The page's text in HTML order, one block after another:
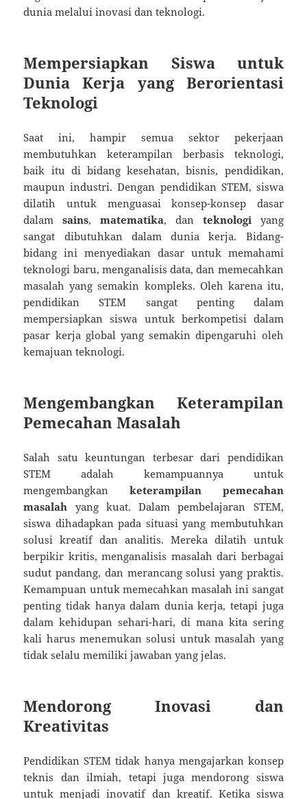
dunia melalui inovasi dan teknologi.
Mempersiapkan Siswa untuk
Dunia Kerja yang Berorientasi
Teknologi
Saat ini, hampir semua sektor pekerjaan
membutuhkan keterampilan berbasis teknologi,
baik itu di bidang kesehatan, bisnis, pendidikan,
maupun industri. Dengan pendidikan STEM, siswa
dilatih untuk menguasai konsep-konsep dasar
dalamsains,matematika, dan teknologiyang
sangat dibutuhkan dalam dunia kerja. Bidang-
bidang ini menyediakan dasar untuk memahami
teknologi baru, menganalisis data, dan memecahkan
masalah yang semakin kompleks. Oleh karena itu,
pendidikan STEM sangat penting dalam
mempersiapkan siswa untuk berkompetisi dalam
pasar kerja global yang semakin dipengaruhi oleh
kemajuan teknologi.
Mengembangkan Keterampilan
Pemecahan Masalah
Salah satu keuntungan terbesar dari pendidikan
STEM adalah kemampuannya untuk
mengembangkan keterampilan pemecahan
masalah yang kuat. Dalam pembelajaran STEM,
siswa dihadapkan pada situasi yang membutuhkan
solusi kreatif dan analitis. Mereka dilatih untuk
berpikir kritis, menganalisis masalah dari berbagai
sudut pandang, dan merancang solusi yang praktis.
Kemampuan untuk memecahkan masalah ini sangat
penting tidak hanya dalam dunia kerja, tetapi juga
dalam kehidupan sehari-hari, di mana kita sering
kali harus menemukan solusi untuk masalah yang
tidak selalu memiliki jawaban yang jelas.
Mendorong Inovasi dan
Kreativitas
Pendidikan STEM tidak hanya mengajarkan konsep
teknis dan ilmiah, tetapi juga mendorong siswa
untuk menjadi inovatif dan kreatif. Ketika siswa